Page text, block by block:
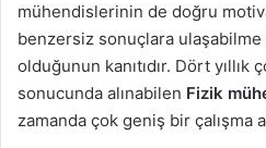
mühendislerinin de doğru
benzersiz sonuçlara
olduğunun kanıtıdır. Dört
sonucunda alınabilen Fizik
zamanda çok geniş bir çalışma